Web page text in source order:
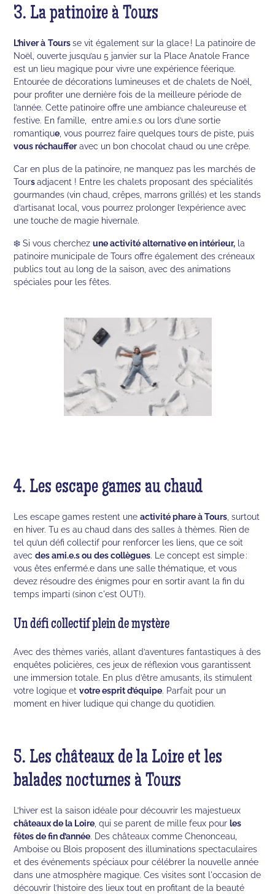
3. La patinoire à Tours
L’hiver à Toursse vit également sur la glace ! La patinoire de
Noël, ouverte jusqu’au 5 janvier sur la Place Anatole France
est un lieu magique pour vivre une expérience féerique.
Entourée de décorations lumineuses et de chalets de Noël,
pour profiter une dernière fois de la meilleure période de
l’année. Cette patinoire offre une ambiance chaleureuse et
festive. En famille, entre ami.e.s ou lors d’une sortie
romantique , vous pourrez faire quelques tours de piste, puis
vous réchaufferavec un bon chocolat chaud ou une crêpe.
Car en plus de la patinoire, ne manquez pas les marchés de
Toursadjacent ! Entre les chalets proposant des spécialités
gourmandes (vin chaud, crêpes, marrons grillés) et les stands
d’artisanat local, vous pourrez prolonger l’expérience avec
une touche de magie hivernale.
❄️ Si vous cherchezune activité alternative en intérieur, la
patinoire municipale de Tours offre également des créneaux
publics tout au long de la saison, avec des animations
spéciales pour les fêtes.
4. Les escape games au chaud
Les escape games restent uneactivité phare à Tours , surtout
en hiver. Tu es au chaud dans des salles à thèmes. Rien de
tel qu’un défi collectif pour renforcer les liens, que ce soit
avecdes ami.e.s ou des collègues. Le concept est simple :
vous êtes enfermé.e dans une salle thématique, et vous
devez résoudre des énigmes pour en sortir avant la fin du
temps imparti (sinon c'est OUT!).
Un défi collectif plein de mystère
Avec des thèmes variés, allant d’aventures fantastiques à des
enquêtes policières, ces jeux de réflexion vous garantissent
une immersion totale. En plus d’être amusants, ils stimulent
votre logique etvotre esprit d’équipe. Parfait pour un
moment en hiver ludique qui change du quotidien.
5. Les châteaux de la Loire et les
balades nocturnes à Tours
L’hiver est la saison idéale pour découvrir les majestueux
châteaux de la Loire , qui se parent de mille feux pourles
fêtes de fin d’année. Des châteaux comme Chenonceau,
Amboise ou Blois proposent des illuminations spectaculaires
et des événements spéciaux pour célébrer la nouvelle année
dans une atmosphère magique. Ces visites sont l'occasion de
découvrir l’histoire des lieux tout en profitant de la beauté